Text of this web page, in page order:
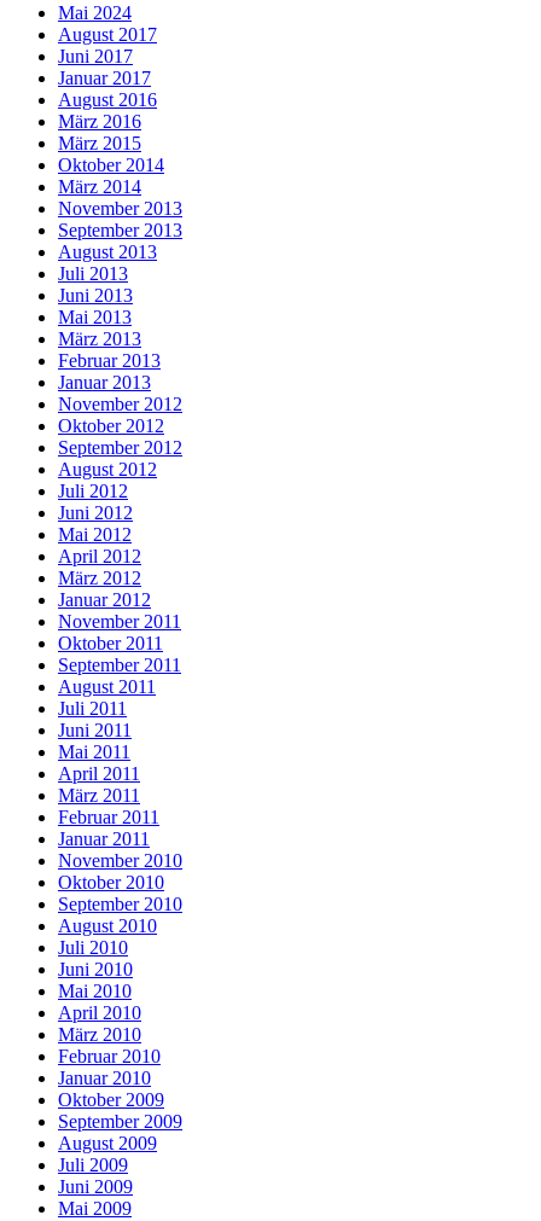
Mai 2024
August 2017
Juni 2017
Januar 2017
August 2016
März 2016
März 2015
Oktober 2014
März 2014
November 2013
September 2013
August 2013
Juli 2013
Juni 2013
Mai 2013
März 2013
Februar 2013
Januar 2013
November 2012
Oktober 2012
September 2012
August 2012
Juli 2012
Juni 2012
Mai 2012
April 2012
März 2012
Januar 2012
November 2011
Oktober 2011
September 2011
August 2011
Juli 2011
Juni 2011
Mai 2011
April 2011
März 2011
Februar 2011
Januar 2011
November 2010
Oktober 2010
September 2010
August 2010
Juli 2010
Juni 2010
Mai 2010
April 2010
März 2010
Februar 2010
Januar 2010
Oktober 2009
September 2009
August 2009
Juli 2009
Juni 2009
Mai 2009